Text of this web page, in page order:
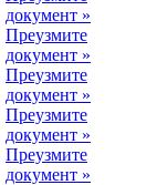
документ »
Преузмите
документ »
Преузмите
документ »
Преузмите
документ »
Преузмите
документ »